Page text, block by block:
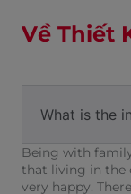
Về Thiết
What is the
Being with
that living in the
very happy.